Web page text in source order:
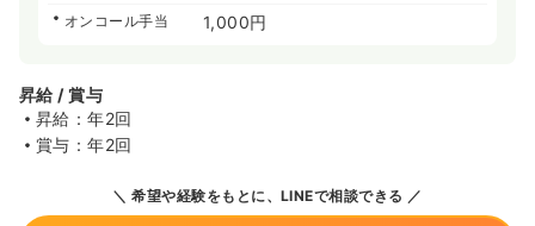
オンコール手当 1,000円
昇給 / 賞与
昇給：年2回
賞与：年2回
希望や経験をもとに、LINEで相談できる